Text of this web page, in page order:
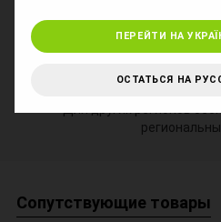
Доставка в
Сопутствующие товары
ПЕРЕЙТИ НА
ОСТАТЬСЯ НА